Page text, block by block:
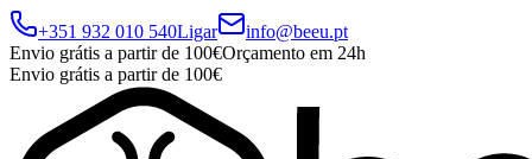
+351 932 010 540Ligar
info@beeu.pt
Envio grátis a partir de 100€Orçamento em 24h
Envio grátis a partir de 100€